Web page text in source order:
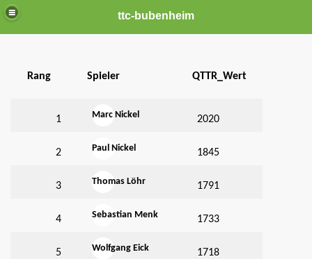
ttc-bubenheim
Rang Spieler QTTR_Wert
1 Marc Nickel 2020
2 Paul Nickel 1845
3 Thomas Löhr 1791
4 Sebastian Menk 1733
5 Wolfgang Eick 1718